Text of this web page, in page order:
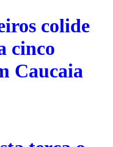
colide
cinco